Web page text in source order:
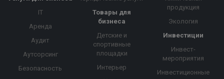
IT
Аренда
Аудит
Аутсорсинг
Безопасность
Товары для
бизнеса
Детские и
спортивные
площадки
Интерьер
продукция
Экология
Инвестиции
Инвест-
мероприятия
Инвестиционные